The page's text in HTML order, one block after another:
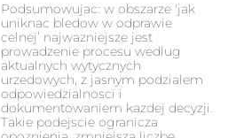
Podsumowujac: w obszarze 'jak
uniknac bledow w odprawie
celnej’ najwazniejsze jest
prowadzenie procesu wedlug
aktualnych wytycznych
urzedowych, z jasnym podzialem
odpowiedzialnosci i
dokumentowaniem kazdej decyzji.
Takie podejscie ogranicza